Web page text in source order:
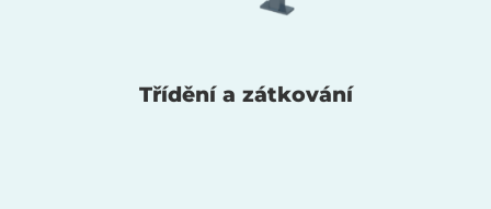
Třídění a zátkování